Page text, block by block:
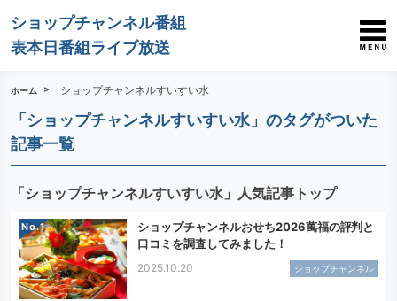
ショップチャンネル番組
表本日番組ライブ放送
ホーム ショップチャンネルすいすい水
「ショップチャンネルすいすい水」のタグがついた
記事一覧
「ショップチャンネルすいすい水」人気記事トップ
No.
ショップチャンネルおせち2026萬福の評判と
口コミを調査してみました！
2025.10.20 ショップチャンネル